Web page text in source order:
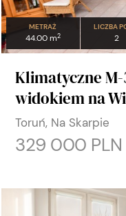
METRAŻ
44.00 m2
LICZBA
2
Klimatyczne
widokiem na
Toruń, Na Skarpie
329 000 PLN